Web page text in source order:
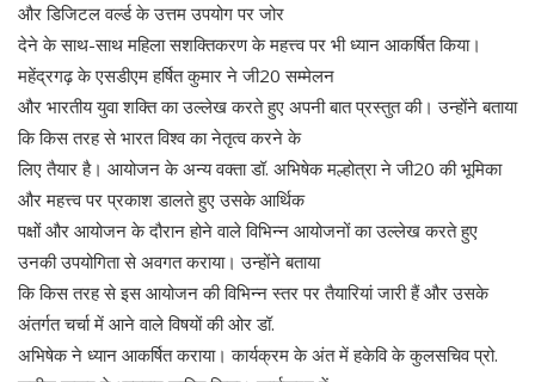
और डिजिटल वर्ल्ड के उत्तम उपयोग पर जोर
देने के साथ-साथ महिला सशक्तिकरण के महत्त्व पर भी ध्यान आकर्षित किया।
महेंद्रगढ़ के एसडीएम हर्षित कुमार ने जी20 सम्मेलन
और भारतीय युवा शक्ति का उल्लेख करते हुए अपनी बात प्रस्तुत की। उन्होंने बताया
कि किस तरह से भारत विश्व का नेतृत्व करने के
लिए तैयार है। आयोजन के अन्य वक्ता डॉ. अभिषेक मल्होत्रा ने जी20 की भूमिका
और महत्त्व पर प्रकाश डालते हुए उसके आर्थिक
पक्षों और आयोजन के दौरान होने वाले विभिन्न आयोजनों का उल्लेख करते हुए
उनकी उपयोगिता से अवगत कराया। उन्होंने बताया
कि किस तरह से इस आयोजन की विभिन्न स्तर पर तैयारियां जारी हैं और उसके
अंतर्गत चर्चा में आने वाले विषयों की ओर डॉ.
अभिषेक ने ध्यान आकर्षित कराया। कार्यक्रम के अंत में हकेवि के कुलसचिव प्रो.